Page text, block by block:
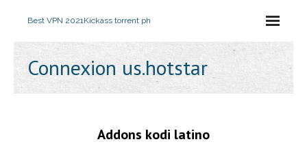
Best VPN 2021Kickass torrent ph
Connexion us.hotstar
Addons kodi latino